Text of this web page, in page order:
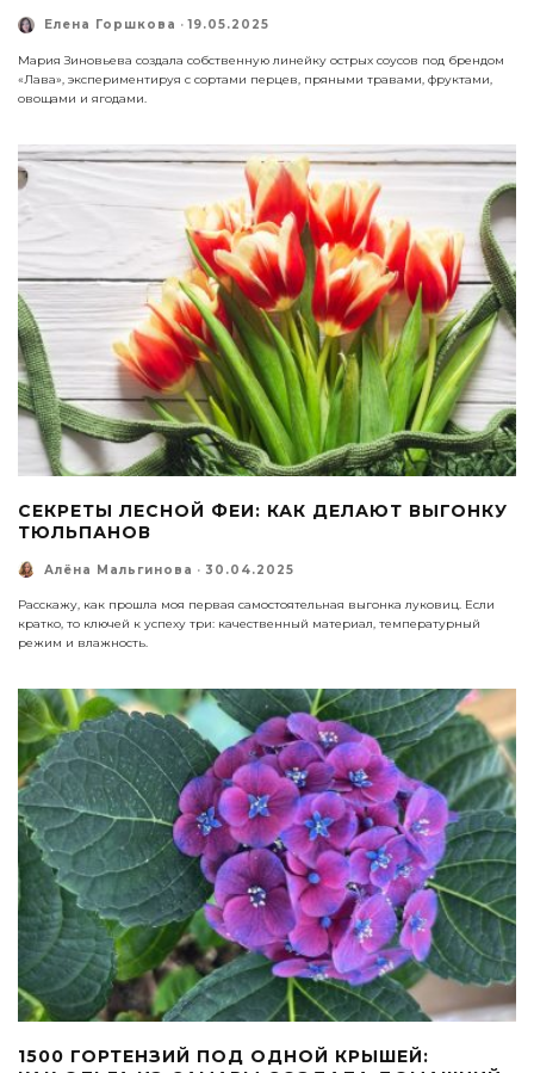
Елена Горшкова · 19.05.2025
Мария Зиновьева создала собственную линейку острых соусов под брендом
«Лава», экспериментируя с сортами перцев, пряными травами, фруктами,
овощами и ягодами.
СЕКРЕТЫ ЛЕСНОЙ ФЕИ: КАК ДЕЛАЮТ ВЫГОНКУ
ТЮЛЬПАНОВ
Алёна Мальгинова · 30.04.2025
Расскажу, как прошла моя первая самостоятельная выгонка луковиц. Если
кратко, то ключей к успеху три: качественный материал, температурный
режим и влажность.
1500 ГОРТЕНЗИЙ ПОД ОДНОЙ КРЫШЕЙ: